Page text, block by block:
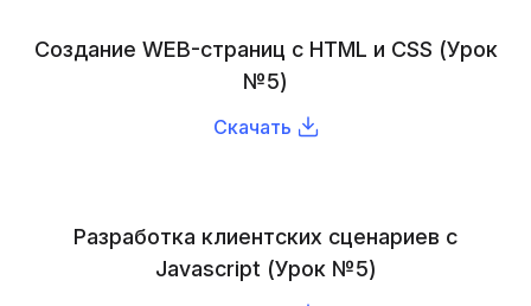
Создание WEB-страниц с HTML и CSS (Урок
№5)
Скачать
Разработка клиентских сценариев с
Javascript (Урок №5)